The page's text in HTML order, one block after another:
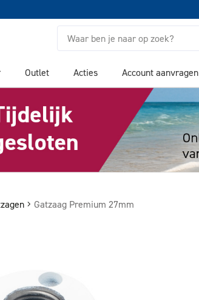
Zoeken
Outlet Acties Account aanvragen
Gatzaag Premium 27mm